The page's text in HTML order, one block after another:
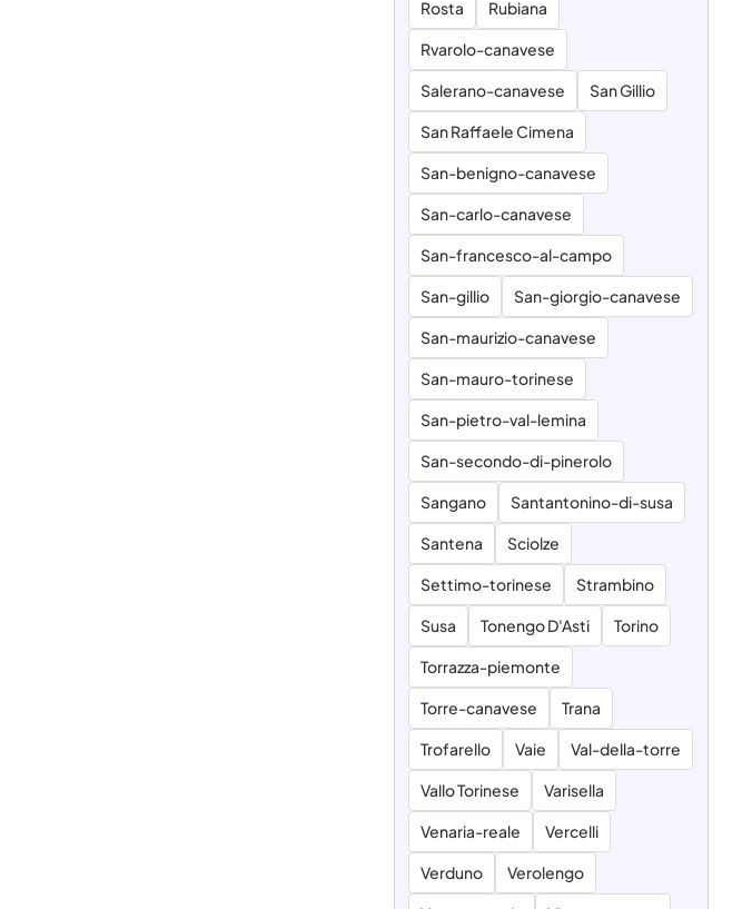
Rosta Rubiana
Rvarolo-canavese
Salerano-canavese San Gillio
San Raffaele Cimena
San-benigno-canavese
San-carlo-canavese
San-francesco-al-campo
San-gillio San-giorgio-canavese
San-maurizio-canavese
San-mauro-torinese
San-pietro-val-lemina
San-secondo-di-pinerolo
Sangano Santantonino-di-susa
Santena Sciolze
Settimo-torinese Strambino
Susa Tonengo D'Asti Torino
Torrazza-piemonte
Torre-canavese Trana
Trofarello Vaie Val-della-torre
Vallo Torinese Varisella
Venaria-reale Vercelli
Verduno Verolengo